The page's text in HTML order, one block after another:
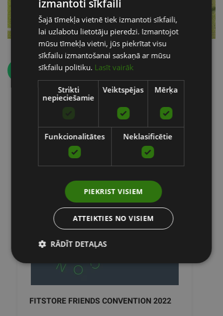
Atpakaļ
Īpašie produkti
FITSTORE FRIENDS CONVENTION 2022
ENGLISH
RUSSIAN
izmantoti sīkfaili
Šajā tīmekļa vietnē tiek izmantoti sīkfaili,
lai uzlabotu lietotāju pieredzi. Izmantojot
mūsu tīmekļa vietni, jūs piekrītat visu
sīkfailu izmantošanai saskaņā ar mūsu
sīkfailu politiku. Lasīt vairāk
Strikti
nepieciešamie
Veiktspējas Mērķa
Funkcionalitātes Neklasificētie
PIEKRIST VISIEM
ATTEIKTIES NO VISIEM
RĀDĪT DETAĻAS